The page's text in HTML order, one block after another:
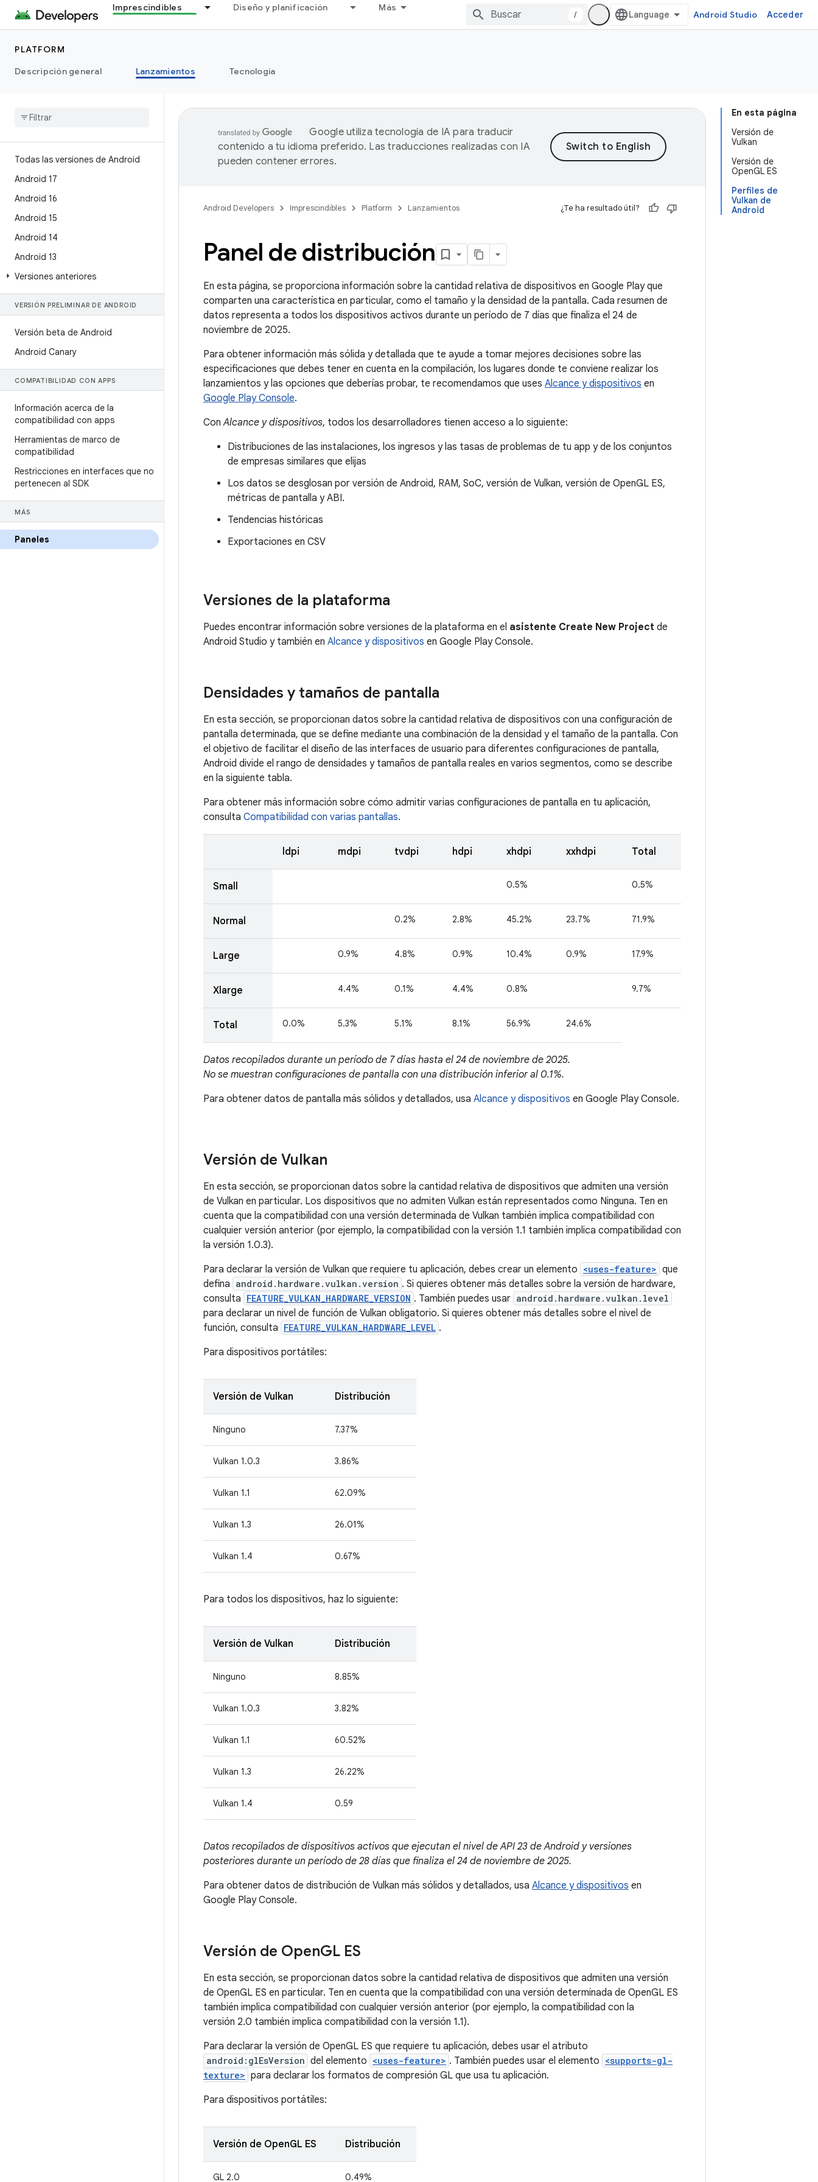
Imprescindibles Diseño y planificación Más
/ Android Studio Acceder
PLATFORM
Descripción general
Lanzamientos Tecnología
Todas las versiones de Android
Android 17
Android 16
Android 15
Android 14
Android 13
Versiones anteriores
VERSIÓN PRELIMINAR DE ANDROID
Versión beta de Android
Android Canary
COMPATIBILIDAD CON APPS
Información acerca de la
compatibilidad con apps
Herramientas de marco de
compatibilidad
Restricciones en interfaces que no
pertenecen al SDK
MÁS
Paneles
En esta página
Versión de
Vulkan
Versión de
OpenGL ES
Perfiles de
Vulkan de
Android
Google utiliza tecnología de IA para traducir
contenido a tu idioma preferido. Las traducciones realizadas con IA
pueden contener errores.
Android Developers Imprescindibles Platform Lanzamientos ¿Te ha resultado útil?
Panel de distribución
En esta página, se proporciona información sobre la cantidad relativa de dispositivos en Google Play que
comparten una característica en particular, como el tamaño y la densidad de la pantalla. Cada resumen de
datos representa a todos los dispositivos activos durante un período de 7 días que finaliza el 24 de
noviembre de 2025.
Para obtener información más sólida y detallada que te ayude a tomar mejores decisiones sobre las
especificaciones que debes tener en cuenta en la compilación, los lugares donde te conviene realizar los
lanzamientos y las opciones que deberías probar, te recomendamos que uses Alcance y dispositivos en
Google Play Console.
ConAlcance y dispositivos, todos los desarrolladores tienen acceso a lo siguiente:
Distribuciones de las instalaciones, los ingresos y las tasas de problemas de tu app y de los conjuntos
de empresas similares que elijas
Los datos se desglosan por versión de Android, RAM, SoC, versión de Vulkan, versión de OpenGL ES,
métricas de pantalla y ABI.
Tendencias históricas
Exportaciones en CSV
Versión de Vulkan
En esta sección, se proporcionan datos sobre la cantidad relativa de dispositivos que admiten una versión
de Vulkan en particular. Los dispositivos que no admiten Vulkan están representados como Ninguna. Ten en
cuenta que la compatibilidad con una versión determinada de Vulkan también implica compatibilidad con
cualquier versión anterior (por ejemplo, la compatibilidad con la versión 1.1 también implica compatibilidad con
la versión 1.0.3).
Para declarar la versión de Vulkan que requiere tu aplicación, debes crear un elemento <uses-feature> que
defina android.hardware.vulkan.version . Si quieres obtener más detalles sobre la versión de hardware,
consulta FEATURE_VULKAN_HARDWARE_VERSION . También puedes usar android.hardware.vulkan.level
para declarar un nivel de función de Vulkan obligatorio. Si quieres obtener más detalles sobre el nivel de
función, consulta FEATURE_VULKAN_HARDWARE_LEVEL .
Para dispositivos portátiles:
Versión de Vulkan Distribución
Ninguno 7.37%
Vulkan 1.0.3 3.86%
Vulkan 1.1 62.09%
Vulkan 1.3 26.01%
Vulkan 1.4 0.67%
Para todos los dispositivos, haz lo siguiente:
Versión de Vulkan Distribución
Ninguno 8.85%
Vulkan 1.0.3 3.82%
Vulkan 1.1 60.52%
Vulkan 1.3 26.22%
Vulkan 1.4 0.59
Datos recopilados de dispositivos activos que ejecutan el nivel de API 23 de Android y versiones
posteriores durante un período de 28 días que finaliza el 24 de noviembre de 2025.
Para obtener datos de distribución de Vulkan más sólidos y detallados, usa Alcance y dispositivos en
Google Play Console.
Versión de OpenGL ES
En esta sección, se proporcionan datos sobre la cantidad relativa de dispositivos que admiten una versión
de OpenGL ES en particular. Ten en cuenta que la compatibilidad con una versión determinada de OpenGL ES
también implica compatibilidad con cualquier versión anterior (por ejemplo, la compatibilidad con la
versión 2.0 también implica compatibilidad con la versión 1.1).
Para declarar la versión de OpenGL ES que requiere tu aplicación, debes usar el atributo
android:glEsVersion del elemento <uses-feature> . También puedes usar el elemento <supports-gl-
texture> para declarar los formatos de compresión GL que usa tu aplicación.
Para dispositivos portátiles:
Versión de OpenGL ES Distribución
GL 2.0 0.49%